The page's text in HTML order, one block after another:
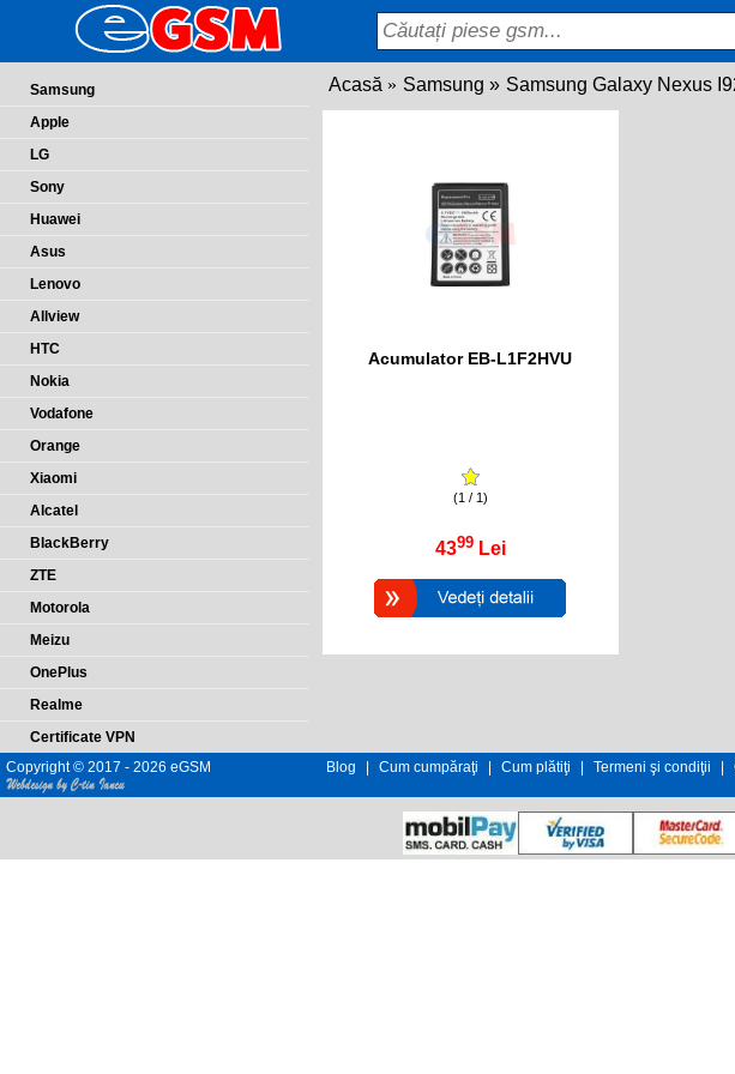
Samsung
Apple
LG
Sony
Huawei
Asus
Lenovo
Allview
HTC
Nokia
Vodafone
Orange
Xiaomi
Alcatel
BlackBerry
ZTE
Motorola
Meizu
OnePlus
Realme
Certificate VPN
Acasă Samsung Samsung Galaxy Nexus
Acumulator EB-L1F2HVU
(1 / 1)
4399 Lei
Copyright © 2017 - 2026 eGSM Blog Cum cumpăraţi Cum plătiţi Termeni şi condiţii